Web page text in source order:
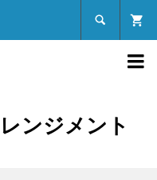


ンジメント